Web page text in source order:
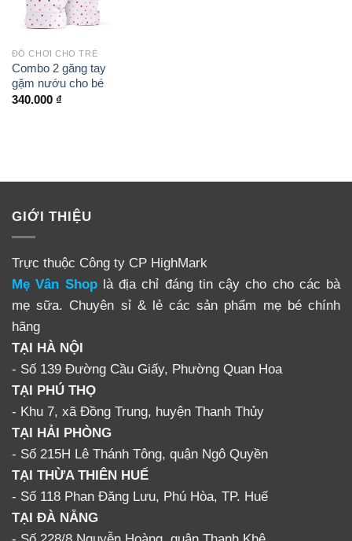
ĐỒ CHƠI CHO TRẺ
Combo 2 găng tay
gặm nướu cho bé
340.000 ₫
GIỚI THIỆU
Trực thuộc Công ty CP HighMark
Mẹ Vân Shoplà địa chỉ đáng tin cậy cho cho các bà
mẹ sữa. Chuyên sỉ & lẻ các sản phẩm mẹ bé chính
hãng
TẠI HÀ NỘI
- Số 139 Đường Cầu Giấy, Phường Quan Hoa
TẠI PHÚ THỌ
- Khu 7, xã Đồng Trung, huyện Thanh Thủy
TẠI HẢI PHÒNG
- Số 215H Lê Thánh Tông, quận Ngô Quyền
TẠI THỪA THIÊN HUẾ
- Số 118 Phan Đăng Lưu, Phú Hòa, TP. Huế
TẠI ĐÀ NẴNG